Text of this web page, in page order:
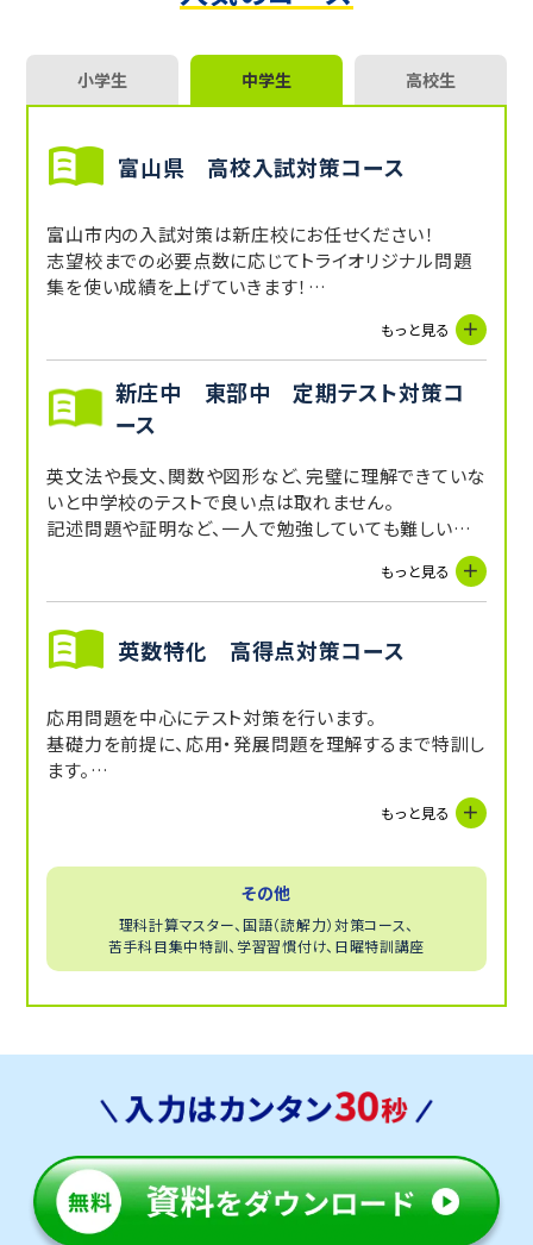
小学生 中学生 高校生
富山県 高校入試対策コース
富山市内の入試対策は新庄校にお任せください！
志望校までの必要点数に応じてトライオリジナル問題
集を使い成績を上げていきます！
過去の分析から何の単元を集中すべきなのかをお教え
もっと見る
新庄中 東部中 定期テスト対策コ
ース
英文法や長文、関数や図形など、完璧に理解できていな
いと中学校のテストで良い点は取れません。
記述問題や証明など、一人で勉強していても難しい問
もっと見る
英数特化 高得点対策コース
応用問題を中心にテスト対策を行います。
基礎力を前提に、応用・発展問題を理解するまで特訓し
ます。
もっと見る
その他
理科計算マスター、国語（読解力）対策コース、
苦手科目集中特訓、学習習慣付け、日曜特訓講座